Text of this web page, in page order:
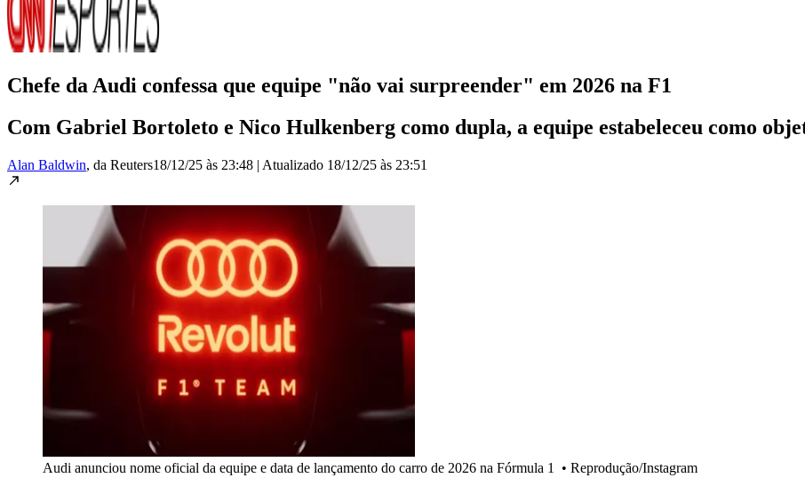
Chefe da Audi confessa que equipe "não vai surpreender" em 2026 na F1
Com Gabriel Bortoleto e Nico Hulkenberg como dupla, a equipe estabeleceu como
Alan Baldwin, da Reuters18/12/25 às 23:48 | Atualizado 18/12/25 às 23:51
Audi anunciou nome oficial da equipe e data de lançamento do carro de 2026 na Fórmula 1 • Reprodução/Instagram